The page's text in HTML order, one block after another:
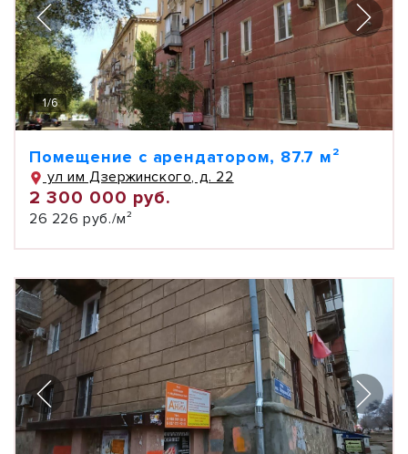
1/6
Помещение с арендатором, 87.7 м²
ул им Дзержинского, д. 22
2 300 000 руб.
26 226 руб./м²